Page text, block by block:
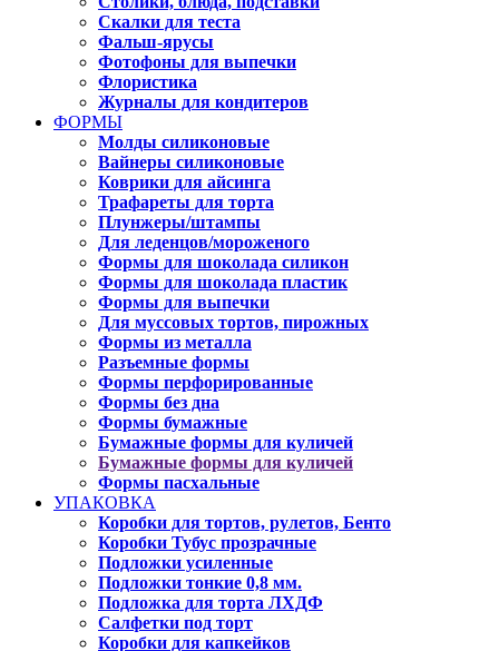
Скалки для теста
Фальш-ярусы
Фотофоны для выпечки
Флористика
Журналы для кондитеров
ФОРМЫ
Молды силиконовые
Вайнеры силиконовые
Коврики для айсинга
Трафареты для торта
Плунжеры/штампы
Для леденцов/мороженого
Формы для шоколада силикон
Формы для шоколада пластик
Формы для выпечки
Для муссовых тортов, пирожных
Формы из металла
Разъемные формы
Формы перфорированные
Формы без дна
Формы бумажные
Бумажные формы для куличей
Бумажные формы для куличей
Формы пасхальные
УПАКОВКА
Коробки для тортов, рулетов, Бенто
Коробки Тубус прозрачные
Подложки усиленные
Подложки тонкие 0,8 мм.
Подложка для торта ЛХДФ
Салфетки под торт
Коробки для капкейков